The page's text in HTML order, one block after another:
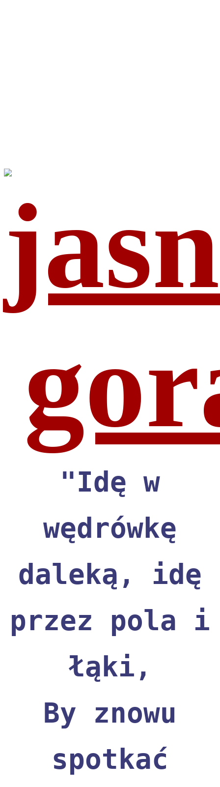
"Idę w
wędrówkę
daleką, idę
przez pola i
łąki,
By znowu
spotkać